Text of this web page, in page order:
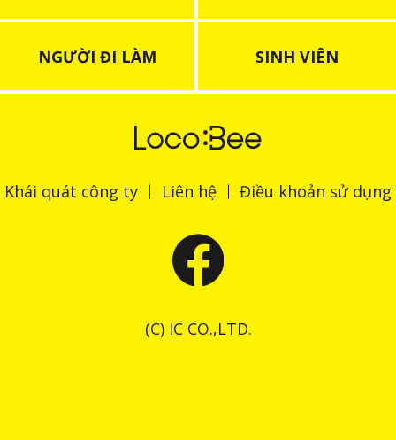
NGƯỜI ĐI LÀM SINH VIÊN
Khái quát công ty Liên hệ Điều khoản sử dụng
(C) IC CO.,LTD.